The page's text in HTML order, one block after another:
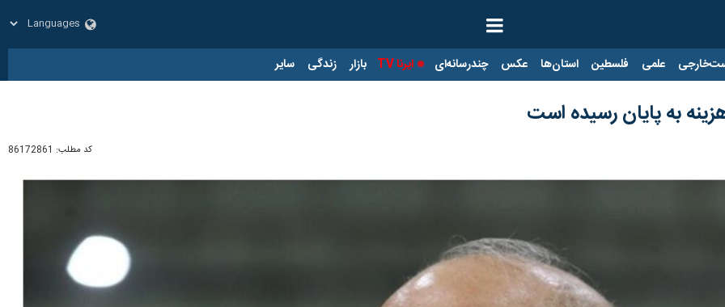
علمی فلسطین استان‌ها عکس چندرسانه‌ای ایرنا TV بازار زندگی سایر
به پایان رسیده است
کد مطلب: 86172861